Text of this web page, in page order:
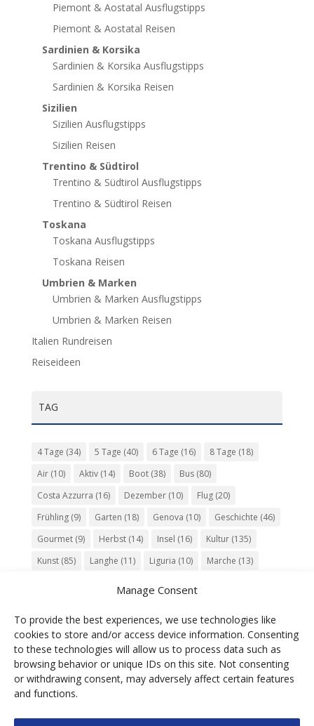
Manage Consent
To provide the best experiences, we use technologies like
cookies to store and/or access device information. Consenting
to these technologies will allow us to process data such as
browsing behavior or unique IDs on this site. Not consenting
or withdrawing consent, may adversely affect certain features
and functions.
Piemont & Aostatal Ausflugstipps
Piemont & Aostatal Reisen
Sardinien & Korsika
Sardinien & Korsika Ausflugstipps
Sardinien & Korsika Reisen
Sizilien
Sizilien Ausflugstipps
Sizilien Reisen
Trentino & Südtirol
Trentino & Südtirol Ausflugstipps
Trentino & Südtirol Reisen
Toskana
Toskana Ausflugstipps
Toskana Reisen
Umbrien & Marken
Umbrien & Marken Ausflugstipps
Umbrien & Marken Reisen
Italien Rundreisen
Reiseideen
TAG
4 Tage (34) 5 Tage (40) 6 Tage (16) 8 Tage (18)
Air(10) Aktiv(14) Boot(38) Bus(80)
Costa Azzurra (16) Dezember(10) Flug(20)
Frühling(9) Garten (18) Genova (10) Geschichte (46)
Gourmet(9) Herbst(14) Insel (16) Kultur(135)
Kunst(85) Langhe (11) Liguria (10) Marche (13)
Piemonte(15) Puglia(12) Religion(22) Roma(47)
Sardegna(20) September(9) Torino(12)
Tradition(26) Veneto(12) Verona(11) Wein(31)
Wine(30)